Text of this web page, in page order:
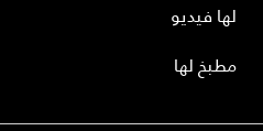
لها فيديو
مطبخ لها